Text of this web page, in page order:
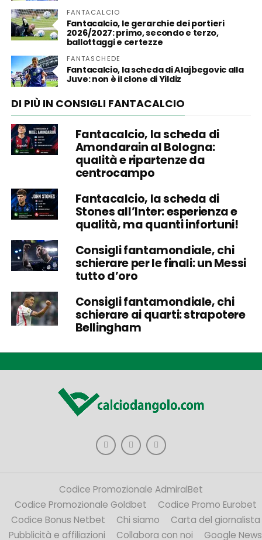
FANTACALCIO
Fantacalcio, le gerarchie dei portieri
2026/2027: primo, secondo e terzo,
ballottaggi e certezze
FANTASCHEDE
Fantacalcio, la scheda di Alajbegovic alla
Juve: non è il clone di Yildiz
DI PIÙ IN CONSIGLI FANTACALCIO
Fantacalcio, la scheda di
Amondarain al Bologna:
qualità e ripartenze da
centrocampo
Fantacalcio, la scheda di
Stones all’Inter: esperienza e
qualità, ma quanti infortuni!
Consigli fantamondiale, chi
schierare per le finali: un Messi
tutto d’oro
Consigli fantamondiale, chi
schierare ai quarti: strapotere
Bellingham
Codice Promozionale AdmiralBet
Codice Promozionale Goldbet
Codice Promo Eurobet
Codice Bonus Netbet
Chi siamo
Carta del giornalista
Pubblicità e affiliazioni
Collabora con noi Google News